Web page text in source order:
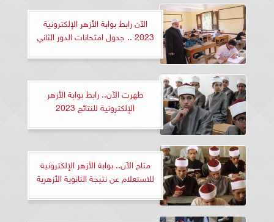
الآن رابط بوابة الأزهر الإلكترونية
2023 .. جدول امتحانات الدور الثاني
ظهرت الآن.. رابط بوابة الأزهر
الإلكترونية للنتائج 2023
متاح الآن.. بوابة الأزهر الإلكترونية
للاستعلام عن نتيجة الثانوية الأزهرية